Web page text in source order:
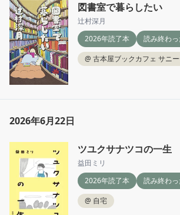
んなもんかなって思って読
テイストが違うし、この本
今日もお気に入りのブック
図書室で暮らしたい
辻村深月
2026年読了本
読み終わっ
@ 古本屋ブックカフェ サニ
2026年6月22日
ツユクサナツコの一生
益田ミリ
2026年読了本
読み終わっ
@ 自宅